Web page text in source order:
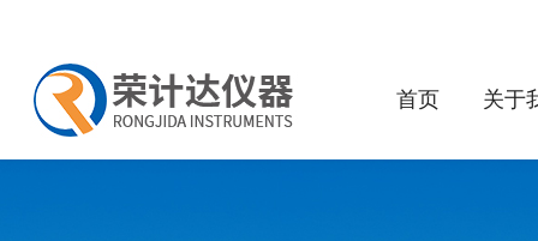
首页 关于